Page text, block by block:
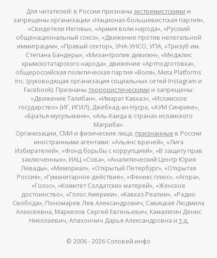
Для читателей: в России признаны экстремистскими и
запрещены организации «Национал-большевистская партия»,
«Свидетели Иеговы», «Армия воли народа», «Русский
общенациональный союз», «Движение против нелегальной
иммиграции», «Правый сектор», УНА-УНСО, УПА, «Тризуб им.
Степана Бандеры», «Мизантропик дивижн», «Меджлис
крымскотатарского народа», движение «Артподготовка»,
общероссийская политическая партия «Воля», Meta Platforms
Inc. (руководящая организация социальных сетей Instagram и
Facebook). Признаны террористическими и запрещены:
«Движение Талибан», «Имарат Кавказ», «Исламское
государство» (ИГ, ИГИЛ), Джебхад-ан-Нусра, «АУМ Синрике»,
«Братья-мусульмане», «Аль-Каида в странах исламского
Магриба».
Организации, СМИ и физические лица, признанные в России
иностранными агентами: «Альянс врачей», «Лига
Избирателей», «Фонд борьбы с коррупцией», «В защиту прав
заключенных», ИАЦ «Сова», «Аналитический Центр Юрия
Левады», «Мемориал», «Открытый Петербург», «Открытая
Россия», «Гуманитарное действие», «Феникс плюс», «Агора»,
«Голос», «Комитет Солдатских матерей», «Женское
достоинство», «Голос Америки», «Кавказ.Реалии», «Радио
Свобода», Пономарев Лев Александрович, Савицкая Людмила
Алексеевна, Маркелов Сергей Евгеньевич, Камалягин Денис
Николаевич, Апахончич Дарья Александровна и т.д.
© 2006 -2026 Соловей.инфо